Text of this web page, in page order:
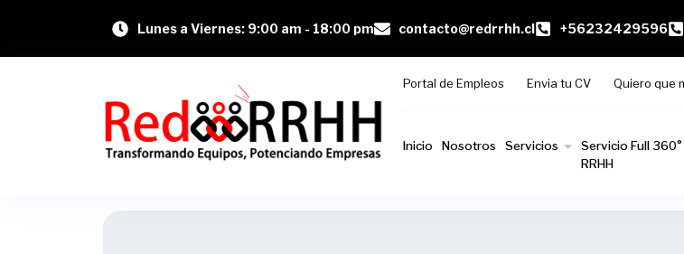
Lunes a Viernes: 9:00 am - 18:00 pm contacto@redrrhh.cl +56232429596
Portal de Empleos Envia tu CV Quiero que
Inicio Nosotros Servicios
Servicio Full 360°
RRHH